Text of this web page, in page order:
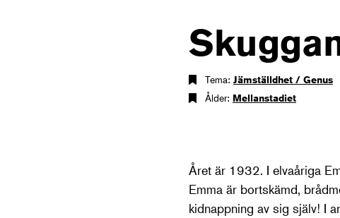
Tema: Jämställdhet / Genus
Ålder: Mellanstadiet
Året är 1932. I elvaåriga
Emma är bortskämd,
kidnappning av sig själv! I